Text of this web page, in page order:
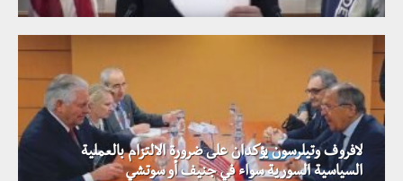
لافروف وتيلرسون يؤكدان على ضرورة الالتزام بالعملية
السياسية السورية سواء في جنيف أو سوتشي